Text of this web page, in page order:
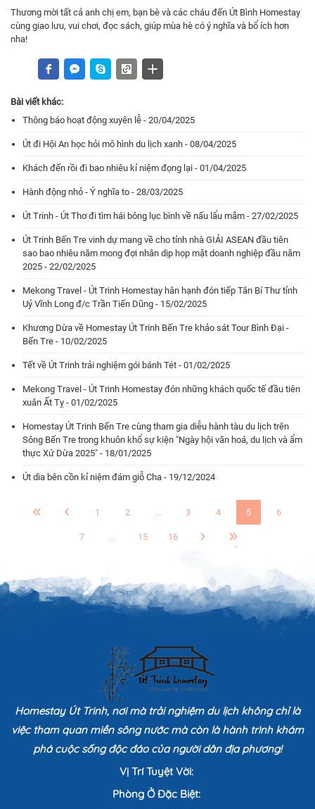
Thương mời tất cả anh chị em, bạn bè và các cháu đến Út Bình Homestay
cùng giao lưu, vui chơi, đọc sách, giúp mùa hè có ý nghĩa và bổ ích hơn
nha!
Bài viết khác:
Thông báo hoạt động xuyên lễ - 20/04/2025
Út đi Hội An học hỏi mô hình du lịch xanh - 08/04/2025
Khách đến rồi đi bao nhiêu kỉ niệm đọng lại - 01/04/2025
Hành động nhỏ - Ý nghĩa to - 28/03/2025
Út Trinh - Út Thơ đi tìm hái bông lục bình về nấu lẩu mắm - 27/02/2025
Út Trinh Bến Tre vinh dự mang về cho tỉnh nhà GIẢI ASEAN đầu tiên
sao bao nhiêu năm mong đợi nhân dịp họp mặt doanh nghiệp đầu năm
2025 - 22/02/2025
Mekong Travel - Út Trinh Homestay hân hạnh đón tiếp Tân Bí Thư tỉnh
Uỷ Vĩnh Long đ/c Trần Tiến Dũng - 15/02/2025
Khương Dừa về Homestay Út Trinh Bến Tre khảo sát Tour Bình Đại -
Bến Tre - 10/02/2025
Tết về Út Trinh trải nghiệm gói bánh Tét - 01/02/2025
Mekong Travel - Út Trinh Homestay đón những khách quốc tế đầu tiên
xuân Ất Tỵ - 01/02/2025
Homestay Út Trinh Bến Tre cùng tham gia diễu hành tàu du lịch trên
Sông Bến Tre trong khuôn khổ sự kiện "Ngày hội văn hoá, du lịch và ẩm
thực Xứ Dừa 2025" - 18/01/2025
Út dìa bên cồn kỉ niệm đám giỗ Cha - 19/12/2024
1 2 ... 3 4 5 6
7 ... 15 16
Homestay Út Trinh, nơi mà trải nghiệm du lịch không chỉ là
việc tham quan miền sông nước mà còn là hành trình khám
phá cuộc sống độc đáo của người dân địa phương!
Vị Trí Tuyệt Vời:
Phòng Ở Đặc Biệt: